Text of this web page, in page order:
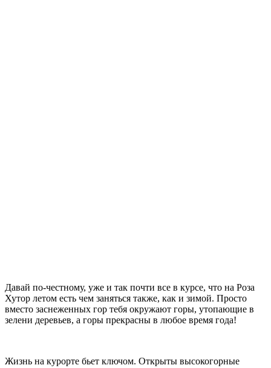
Давай по-честному, уже и так почти все в курсе, что на Роза
Хутор летом есть чем заняться также, как и зимой. Просто
вместо заснеженных гор тебя окружают горы, утопающие в
зелени деревьев, а горы прекрасны в любое время года!
Жизнь на курорте бьет ключом. Открыты высокогорные